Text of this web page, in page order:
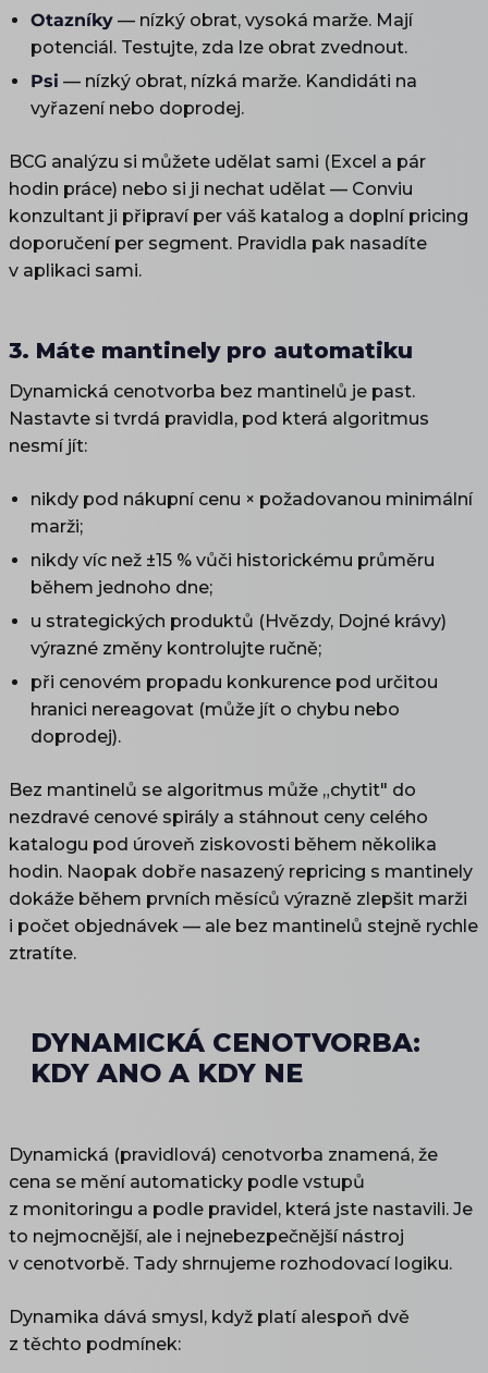
Otazníky — nízký obrat, vysoká marže. Mají
potenciál. Testujte, zda lze obrat zvednout.
Psi — nízký obrat, nízká marže. Kandidáti na
vyřazení nebo doprodej.
BCG analýzu si můžete udělat sami (Excel a pár
hodin práce) nebo si ji nechat udělat — Conviu
konzultant ji připraví per váš katalog a doplní pricing
doporučení per segment. Pravidla pak nasadíte
v aplikaci sami.
3. Máte mantinely pro automatiku
Dynamická cenotvorba bez mantinelů je past.
Nastavte si tvrdá pravidla, pod která algoritmus
nesmí jít:
nikdy pod nákupní cenu × požadovanou minimální
marži;
nikdy víc než ±15 % vůči historickému průměru
během jednoho dne;
u strategických produktů (Hvězdy, Dojné krávy)
výrazné změny kontrolujte ručně;
při cenovém propadu konkurence pod určitou
hranici nereagovat (může jít o chybu nebo
doprodej).
Bez mantinelů se algoritmus může „chytit" do
nezdravé cenové spirály a stáhnout ceny celého
katalogu pod úroveň ziskovosti během několika
hodin. Naopak dobře nasazený repricing s mantinely
dokáže během prvních měsíců výrazně zlepšit marži
i počet objednávek — ale bez mantinelů stejně rychle
ztratíte.
DYNAMICKÁ CENOTVORBA:
KDY ANO A KDY NE
Dynamická (pravidlová) cenotvorba znamená, že
cena se mění automaticky podle vstupů
z monitoringu a podle pravidel, která jste nastavili. Je
to nejmocnější, ale i nejnebezpečnější nástroj
v cenotvorbě. Tady shrnujeme rozhodovací logiku.
Dynamika dává smysl, když platí alespoň dvě
z těchto podmínek: